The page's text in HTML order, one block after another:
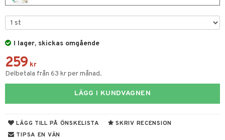
I lager, skickas omgående
259 kr
Delbetala från 63 kr per månad.
LÄGG I KUNDVAGNEN
LÄGG TILL PÅ ÖNSKELISTA
SKRIV RECENSION
TIPSA EN VÄN
svar